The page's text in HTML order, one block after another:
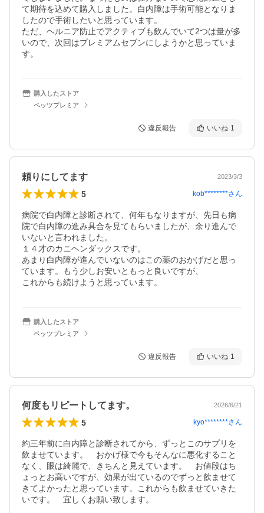
て期待を込めて購入しました。白内障は手術可能となりま
したので手術したいと思っています。
ただ、ヘルニア防止でアクティブも飲んでいて2つは量が多
いので、次回はプレミアムセブンにしようかと思っていま
す。
購入したストア
ペッツプレミア
違反報告 いいね 1
頼りにしてます 2023/3/3
5 kob********さん
病院で白内障と診断されて、何年もなりますが、先日も病
院で白内障の進み具合を見てもらいましたが、余り進んで
いないと言われました。
１４才のカニヘンダックスです。
あまり白内障が進んでいないのはこの薬のおかげだと思っ
ています。もう少しお安いともっと良いですが、
これからも続けようと思っています。
購入したストア
ペッツプレミア
違反報告 いいね 1
何度もリピートしてます。 2026/6/21
5 kyo********さん
約三年前に白内障と診断されてから、ずっとこのサプリを
飲ませています。　おかげ様で今もそんなに悪化すること
なく、眼は綺麗で、きちんと見えています。　お値段はち
ょっとお高いですが、効果が出ているのでずっと飲ませて
きてよかったと思っています。これからも飲ませていきた